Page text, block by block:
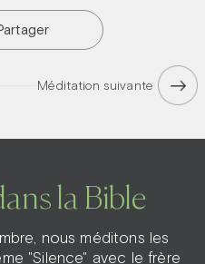
Méditation suivante
la Bible
nous méditons les
"Silence" avec le frère